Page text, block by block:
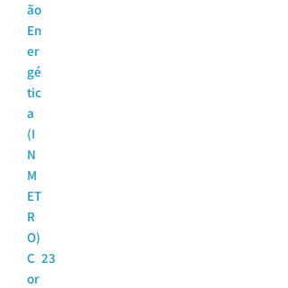
ão
En
er
gé
tic
a
(I
N
M
ET
R
O)
C
or
23